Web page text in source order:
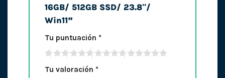
16GB/ 512GB SSD/ 23.8″/
Win11”
Tu puntuación *
Tu valoración *